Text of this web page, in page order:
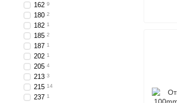
162 9
180 2
182 1
185 2
187 1
202 1
205 4
213 3
215 14
237 1